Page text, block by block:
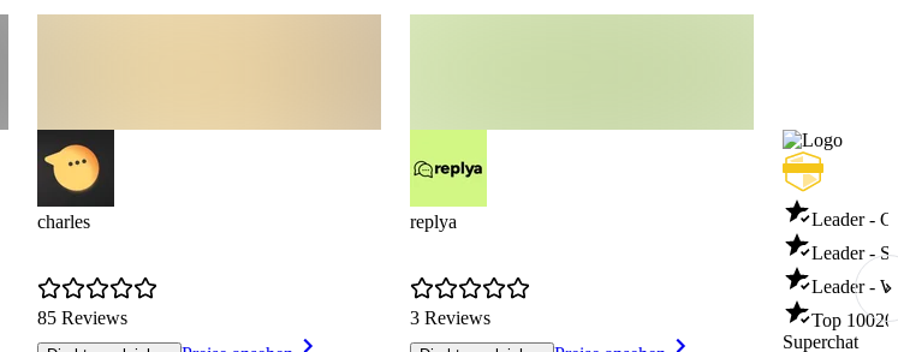
charles
85 Reviews
replya
3 Reviews
Leader -
Leader -
Leader -
Top 100
Superchat